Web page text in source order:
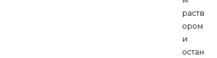
раств
ором
и
остан